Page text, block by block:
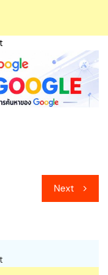
Next